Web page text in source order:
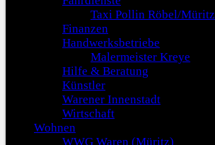
Taxi Pollin Röbel/Müritz
Finanzen
Handwerksbetriebe
Malermeister Kreye
Hilfe & Beratung
Künstler
Warener Innenstadt
Wirtschaft
Wohnen
WWG Waren (Müritz)